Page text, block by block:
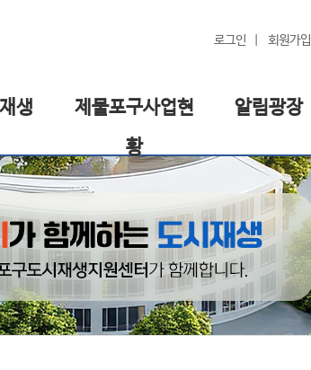
로그인 회원가입
생
제물포구사업현
황
알림광장